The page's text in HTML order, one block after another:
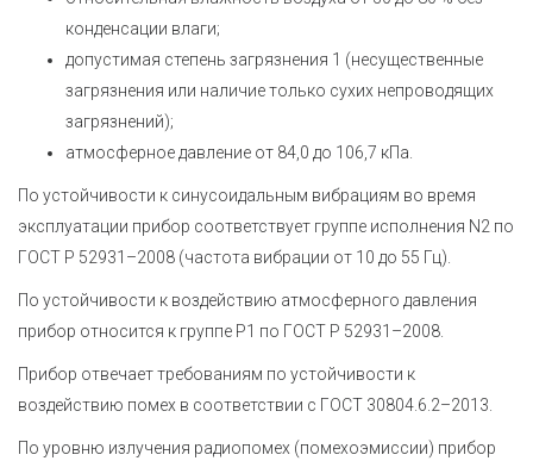
конденсации влаги;
допустимая степень загрязнения 1 (несущественные
загрязнения или наличие только сухих непроводящих
загрязнений);
атмосферное давление от 84,0 до 106,7 кПа.
По устойчивости к синусоидальным вибрациям во время
эксплуатации прибор соответствует группе исполнения N2 по
ГОСТ Р 52931–2008 (частота вибрации от 10 до 55 Гц).
По устойчивости к воздействию атмосферного давления
прибор относится к группе Р1 по ГОСТ Р 52931–2008.
Прибор отвечает требованиям по устойчивости к
воздействию помех в соответствии с ГОСТ 30804.6.2–2013.
По уровню излучения радиопомех (помехоэмиссии) прибор